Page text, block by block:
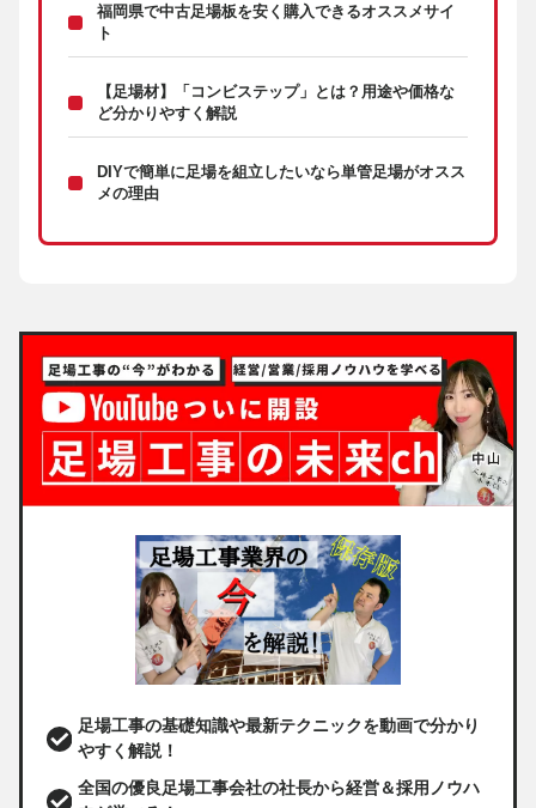
福岡県で中古足場板を安く購入できるオススメサイ
ト
【足場材】「コンビステップ」とは？用途や価格な
ど分かりやすく解説
DIYで簡単に足場を組立したいなら単管足場がオスス
メの理由
足場工事の基礎知識や最新テクニックを動画で分かり
やすく解説！
全国の優良足場工事会社の社長から経営＆採用ノウハ